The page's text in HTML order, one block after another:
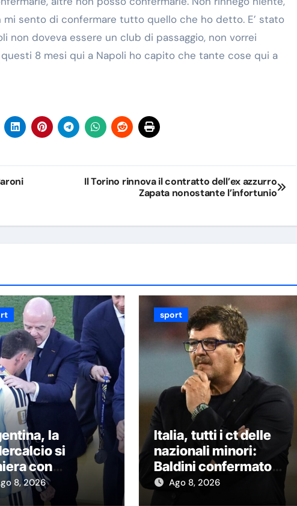
sento di confermare tutto quello che ho detto. E’ stato
non doveva essere un club di passaggio, non vorrei
8 mesi qui a Napoli ho capito che tante cose qui a
Il Torino rinnova il contratto dell’ex azzurro
Zapata nonostante l’infortunio
la
si
con
Fifa
degli
8, 2026
sport
Italia, tutti i ct delle
nazionali minori:
Baldini confermato
in U21, si cambia in
Ago 8, 2026